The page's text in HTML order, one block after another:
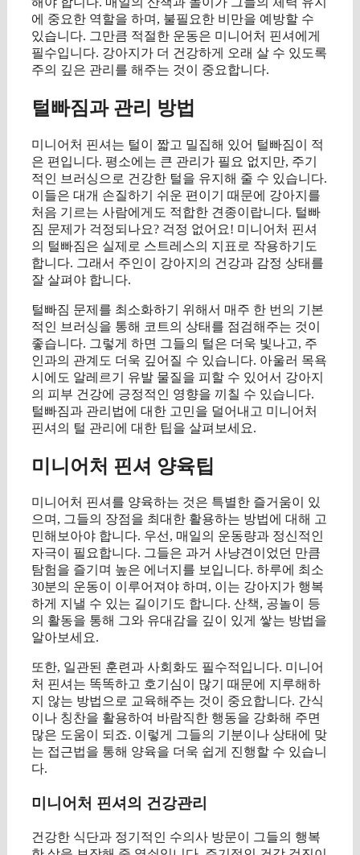
에 중요한 역할을 하며, 불필요한 비만을 예방할 수
있습니다. 그만큼 적절한 운동은 미니어처 핀셔에게
필수입니다. 강아지가 더 건강하게 오래 살 수 있도록
주의 깊은 관리를 해주는 것이 중요합니다.
털빠짐과 관리 방법
미니어처 핀셔는 털이 짧고 밀집해 있어 털빠짐이 적
은 편입니다. 평소에는 큰 관리가 필요 없지만, 주기
적인 브러싱으로 건강한 털을 유지해 줄 수 있습니다.
이들은 대개 손질하기 쉬운 편이기 때문에 강아지를
처음 기르는 사람에게도 적합한 견종이랍니다. 털빠
짐 문제가 걱정되나요? 걱정 없어요! 미니어처 핀셔
의 털빠짐은 실제로 스트레스의 지표로 작용하기도
합니다. 그래서 주인이 강아지의 건강과 감정 상태를
잘 살펴야 합니다.
털빠짐 문제를 최소화하기 위해서 매주 한 번의 기본
적인 브러싱을 통해 코트의 상태를 점검해주는 것이
좋습니다. 그렇게 하면 그들의 털은 더욱 빛나고, 주
인과의 관계도 더욱 깊어질 수 있습니다. 아울러 목욕
시에도 알레르기 유발 물질을 피할 수 있어서 강아지
의 피부 건강에 긍정적인 영향을 끼칠 수 있습니다.
털빠짐과 관리법에 대한 고민을 덜어내고 미니어처
핀셔의 털 관리에 대한 팁을 살펴보세요.
미니어처 핀셔 양육팁
미니어처 핀셔를 양육하는 것은 특별한 즐거움이 있
으며, 그들의 장점을 최대한 활용하는 방법에 대해 고
민해보아야 합니다. 우선, 매일의 운동량과 정신적인
자극이 필요합니다. 그들은 과거 사냥견이었던 만큼
탐험을 즐기며 높은 에너지를 보입니다. 하루에 최소
30분의 운동이 이루어져야 하며, 이는 강아지가 행복
하게 지낼 수 있는 길이기도 합니다. 산책, 공놀이 등
의 활동을 통해 그와 유대감을 깊이 있게 쌓는 방법을
알아보세요.
또한, 일관된 훈련과 사회화도 필수적입니다. 미니어
처 핀셔는 똑똑하고 호기심이 많기 때문에 지루해하
지 않는 방법으로 교육해주는 것이 중요합니다. 간식
이나 칭찬을 활용하여 바람직한 행동을 강화해 주면
많은 도움이 되죠. 이렇게 그들의 기분이나 상태에 맞
는 접근법을 통해 양육을 더욱 쉽게 진행할 수 있습니
다.
미니어처 핀셔의 건강관리
건강한 식단과 정기적인 수의사 방문이 그들의 행복